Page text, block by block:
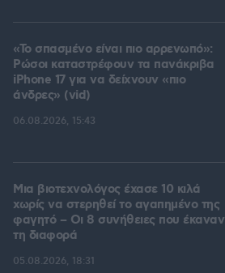
«Το σπασμένο είναι πιο αρρενωπό»:
Ρώσοι καταστρέφουν τα πανάκριβα
iPhone 17 για να δείχνουν «πιο
άνδρες» (vid)
06.08.2026, 15:43
Μια βιοτεχνολόγος έχασε 10 κιλά
χωρίς να στερηθεί το αγαπημένο της
φαγητό – Οι 8 συνήθειες που έκαναν
τη διαφορά
05.08.2026, 18:31